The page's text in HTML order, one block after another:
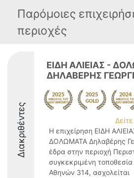
Παρόμοιες
περιοχές
Διακριθέντες
ΕΙΔΗ ΑΛΙΕΙΑΣ -
ΔΗΛΑΒΕΡΗΣ
Η επιχείρηση ΕΙΔΗ
ΔΟΛΩΜΑΤΑ Δηλαβέρης
έδρα στην περιοχή
συγκεκριμένη
Αθηνών 314, ασχολείται